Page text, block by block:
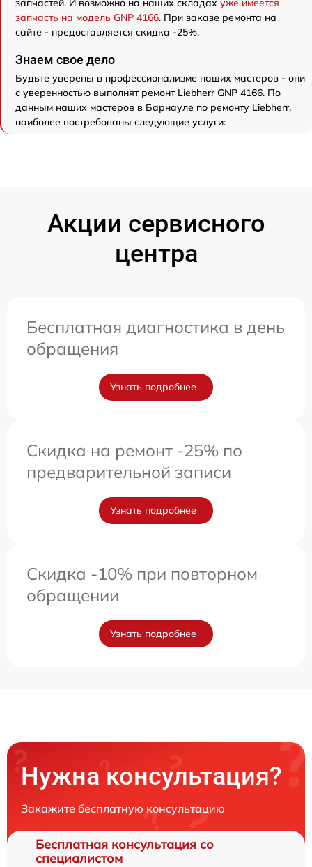
запчастей. И возможно на наших складах уже имеется
запчасть на модель GNP 4166. При заказе ремонта на
сайте - предоставляется скидка -25%.
Знаем свое дело
Будьте уверены в профессионализме наших мастеров - они
с уверенностью выполнят ремонт Liebherr GNP 4166. По
данным наших мастеров в Барнауле по ремонту Liebherr,
наиболее востребованы следующие услуги:
Акции сервисного
центра
Бесплатная диагностика в день
обращения
Узнать подробнее
Скидка на ремонт -25% по
предварительной записи
Узнать подробнее
Скидка -10% при повторном
обращении
Узнать подробнее
Нужна консультация?
Закажите бесплатную консультацию
Бесплатная консультация со
специалистом